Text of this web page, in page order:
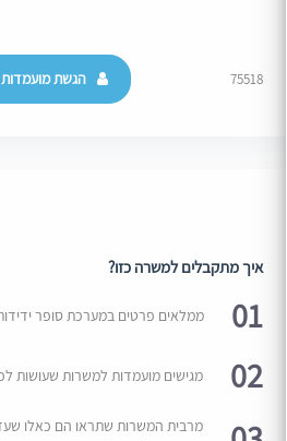
75518 הגשת מועמדות
איך מתקבלים למשרה כזו?
01 ממלאים פרטים במערכת סופר
02 מגישים מועמדות למשרות שעושות
מרבית המשרות שתראו הם כאלו